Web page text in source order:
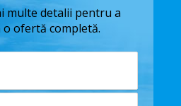
multe detalii pentru a
ofertă completă.